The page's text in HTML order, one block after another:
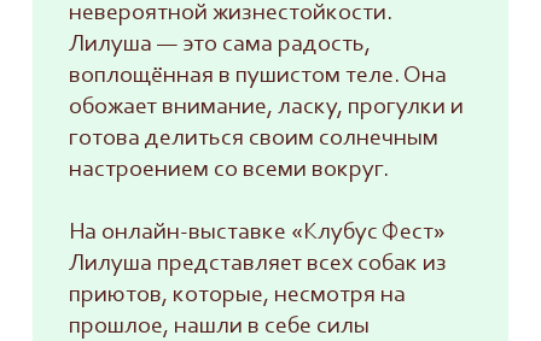
невероятной жизнестойкости.
Лилуша — это сама радость,
воплощённая в пушистом теле. Она
обожает внимание, ласку, прогулки и
готова делиться своим солнечным
настроением со всеми вокруг.
На онлайн-выставке «Клубус Фест»
Лилуша представляет всех собак из
приютов, которые, несмотря на
прошлое, нашли в себе силы